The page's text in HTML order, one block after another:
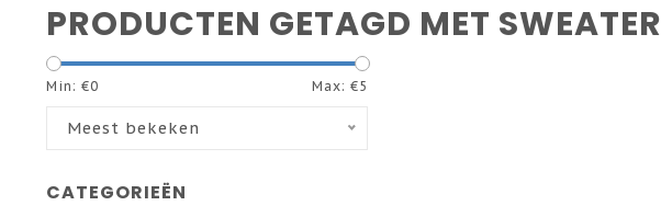
PRODUCTEN GETAGD MET SWEATER
Min: €0 Max: €5
Meest bekeken
CATEGORIEËN